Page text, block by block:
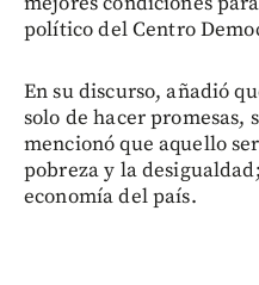
político del Centro
En su discurso, añadió
solo de hacer promesas,
mencionó que aquello
pobreza y la
economía del país.